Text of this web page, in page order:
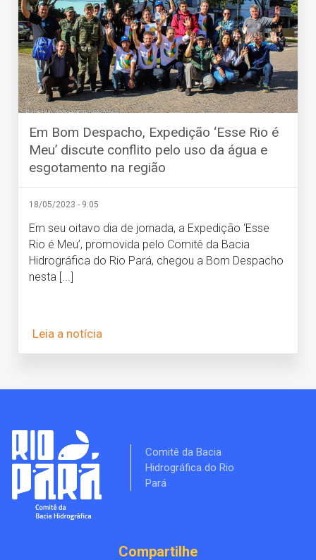
Em Bom Despacho, Expedição ‘Esse Rio é
Meu’ discute conflito pelo uso da água e
esgotamento na região
18/05/2023 - 9:05
Em seu oitavo dia de jornada, a Expedição ‘Esse
Rio é Meu’, promovida pelo Comitê da Bacia
Hidrográfica do Rio Pará, chegou a Bom Despacho
nesta [...]
Leia a notícia
Comitê da Bacia
Hidrográfica do Rio
Pará
Compartilhe